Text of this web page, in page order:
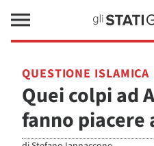
QUESTIONE ISLAMICA
Quei colpi ad
fanno piacere